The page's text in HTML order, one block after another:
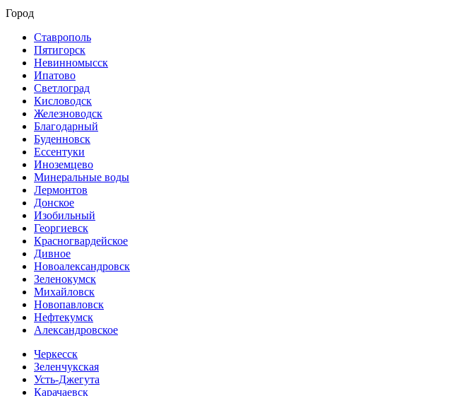
Город
Ставрополь
Пятигорск
Невинномысск
Ипатово
Светлоград
Кисловодск
Железноводск
Благодарный
Буденновск
Ессентуки
Иноземцево
Минеральные воды
Лермонтов
Донское
Изобильный
Георгиевск
Красногвардейское
Дивное
Новоалександровск
Зеленокумск
Михайловск
Новопавловск
Нефтекумск
Александровское
Черкесск
Зеленчукская
Усть-Джегута
Карачаевск